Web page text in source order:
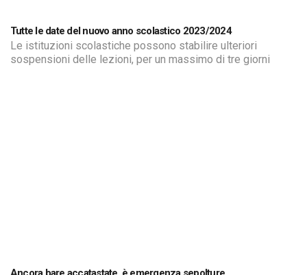
Tutte le date del nuovo anno scolastico 2023/2024
Le istituzioni scolastiche possono stabilire ulteriori
sospensioni delle lezioni, per un massimo di tre giorni